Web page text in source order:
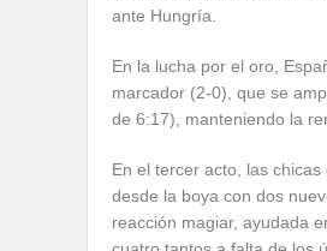
ante Hungría.
En la lucha por el oro,
marcador (2-0), que se
de 6:17), manteniendo la
En el tercer acto, las
desde la boya con dos
reacción magiar, ayudada